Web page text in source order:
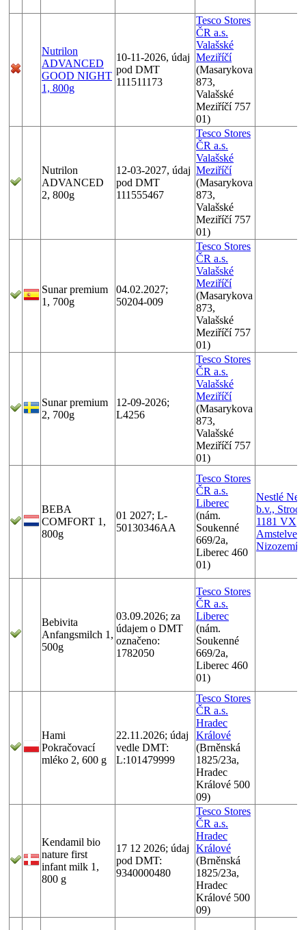
Nutrilon
ADVANCED
GOOD NIGHT
1, 800g
10-11-2026, údaj
pod DMT
111511173
Tesco Stores
ČR a.s.
Valašské
Meziříčí
(Masarykova
873,
Valašské
Meziříčí 757
01)
Nutrilon
ADVANCED
2, 800g
12-03-2027, údaj
pod DMT
111555467
Tesco Stores
ČR a.s.
Valašské
Meziříčí
(Masarykova
873,
Valašské
Meziříčí 757
01)
Sunar premium
1, 700g
04.02.2027;
50204-009
Tesco Stores
ČR a.s.
Valašské
Meziříčí
(Masarykova
873,
Valašské
Meziříčí 757
01)
Sunar premium
2, 700g
12-09-2026;
L4256
Tesco Stores
ČR a.s.
Valašské
Meziříčí
(Masarykova
873,
Valašské
Meziříčí 757
01)
BEBA
COMFORT 1,
800g
01 2027; L-
50130346AA
Tesco Stores
ČR a.s.
Liberec
(nám.
Soukenné
669/2a,
Liberec 460
01)
Nestlé
b.v.,
1181 VX
Nizozemí
Bebivita
Anfangsmilch 1,
500g
03.09.2026; za
údajem o DMT
označeno:
1782050
Tesco Stores
ČR a.s.
Liberec
(nám.
Soukenné
669/2a,
Liberec 460
01)
Hami
Pokračovací
mléko 2, 600 g
22.11.2026; údaj
vedle DMT:
L:101479999
Tesco Stores
ČR a.s.
Hradec
Králové
(Brněnská
1825/23a,
Hradec
Králové 500
09)
Kendamil bio
nature first
infant milk 1,
800 g
17 12 2026; údaj
pod DMT:
9340000480
Tesco Stores
ČR a.s.
Hradec
Králové
(Brněnská
1825/23a,
Hradec
Králové 500
09)